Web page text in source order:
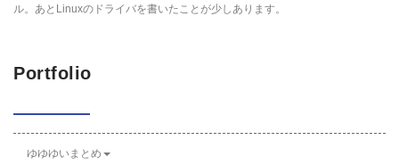
ル。あとLinuxのドライバを書いたことが少しあります。
Portfolio
ゆゆゆいまとめ